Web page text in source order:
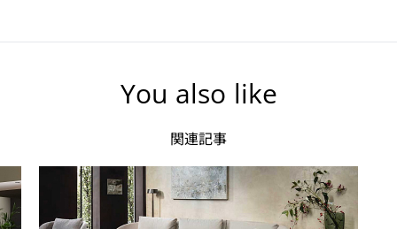
You also like
関連記事